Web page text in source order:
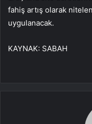
fahiş artış olarak
uygulanacak.
KAYNAK: SABAH